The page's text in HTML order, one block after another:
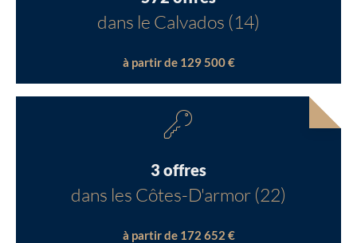
dans le Calvados (14)
à partir de 129 500 €
3 offres
dans les Côtes-D'armor (22)
à partir de 172 652 €